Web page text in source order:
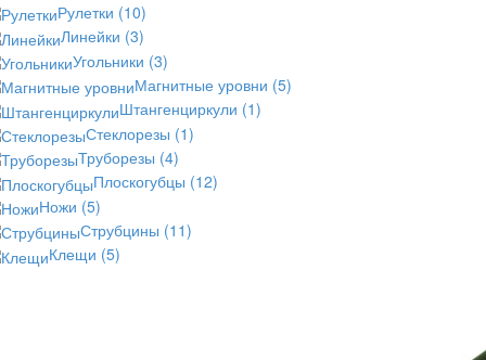
Рулетки (10)
Линейки (3)
Угольники (3)
Магнитные уровни (5)
Штангенциркули (1)
Стеклорезы (1)
Труборезы (4)
Плоскогубцы (12)
Ножи (5)
Струбцины (11)
Клещи (5)